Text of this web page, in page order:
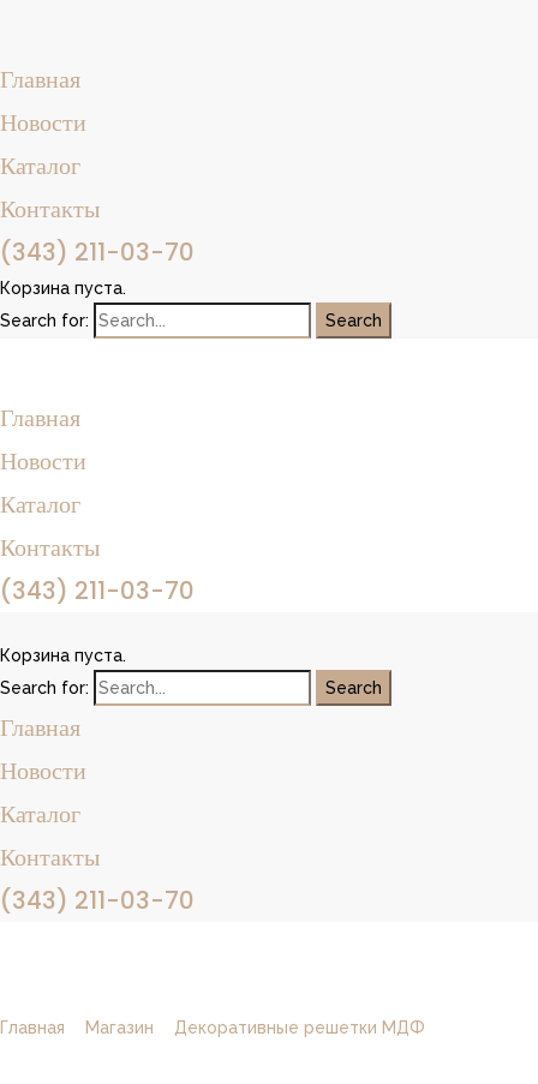
Главная
Новости
Каталог
Контакты
(343) 211-03-70
Корзина пуста.
Search for:
Главная
Новости
Каталог
Контакты
(343) 211-03-70
Корзина пуста.
Search for:
Главная
Новости
Каталог
Контакты
(343) 211-03-70
Главная Магазин Декоративные решетки МДФ